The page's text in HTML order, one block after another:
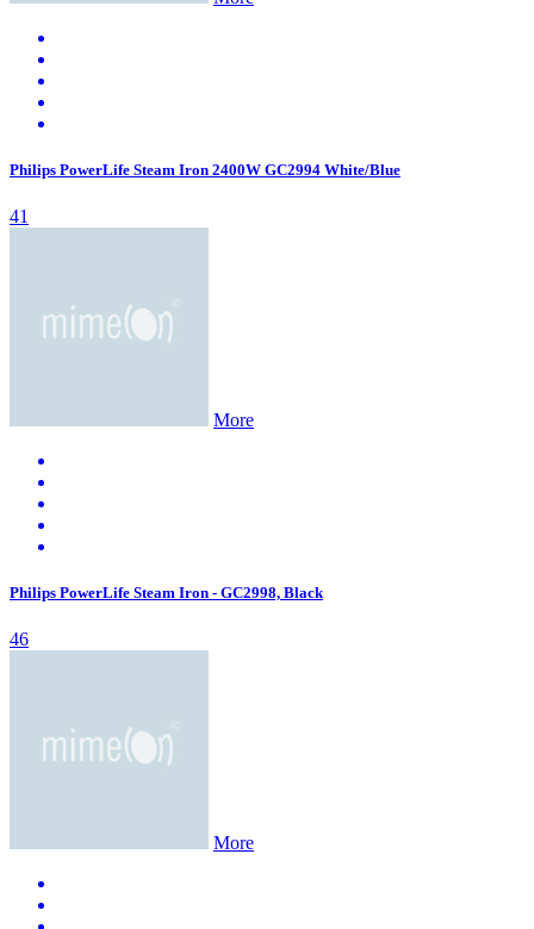
Philips PowerLife Steam Iron 2400W GC2994 White/Blue
41
More
Philips PowerLife Steam Iron - GC2998, Black
46
More